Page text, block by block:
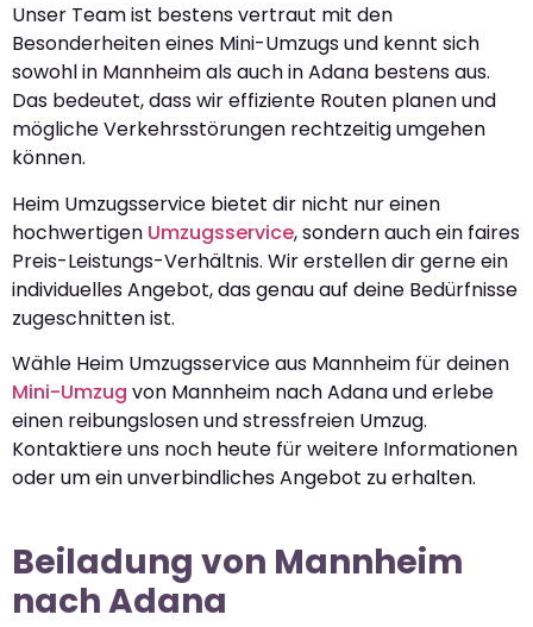
Unser Team ist bestens vertraut mit den
Besonderheiten eines Mini-Umzugs und kennt sich
sowohl in Mannheim als auch in Adana bestens aus.
Das bedeutet, dass wir effiziente Routen planen und
mögliche Verkehrsstörungen rechtzeitig umgehen
können.
Heim Umzugsservice bietet dir nicht nur einen
hochwertigen Umzugsservice, sondern auch ein faires
Preis-Leistungs-Verhältnis. Wir erstellen dir gerne ein
individuelles Angebot, das genau auf deine Bedürfnisse
zugeschnitten ist.
Wähle Heim Umzugsservice aus Mannheim für deinen
Mini-Umzug von Mannheim nach Adana und erlebe
einen reibungslosen und stressfreien Umzug.
Kontaktiere uns noch heute für weitere Informationen
oder um ein unverbindliches Angebot zu erhalten.
Beiladung von Mannheim
nach Adana